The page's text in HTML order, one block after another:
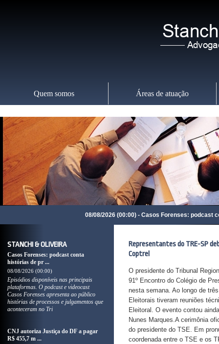
Quem somos Áreas de atuação
08/08/2026 (00:00) - Casos Forenses: podcast
STANCHI & OLIVEIRA
Casos Forenses: podcast conta
histórias de pr ...
08/08/2026 (00:00)
Episódios disponíveis nas principais
plataformas. O podcast e videocast
Casos Forenses apresenta ao público
histórias de processos e julgamentos que
aconteceram no Tri
CNJ autoriza Justiça do DF a pagar
R$ 455,7 m ...
Representantes do TRE-SP
Coptrel
O presidente do Tribunal
91º Encontro do Colégio de
nesta semana. Ao longo de
Eleitorais tiveram reuniões
Eleitoral. O evento contou
Nunes Marques.A cerimônia
do presidente do TSE. Em
coordenada entre o TSE e os